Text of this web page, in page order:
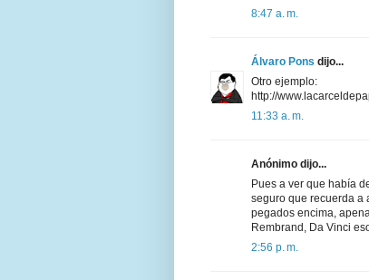
8:47 a. m.
Álvaro Pons dijo...
Otro ejemplo:
http://
11:33 a. m.
Anónimo dijo...
Pues a ver que había
seguro que recuerda a
pegados encima,
Rembrand, Da Vinci
2:56 p. m.